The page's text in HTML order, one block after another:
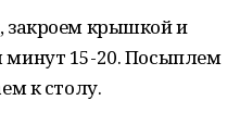
закроем крышкой и
минут 15-20. Посыплем
к столу.